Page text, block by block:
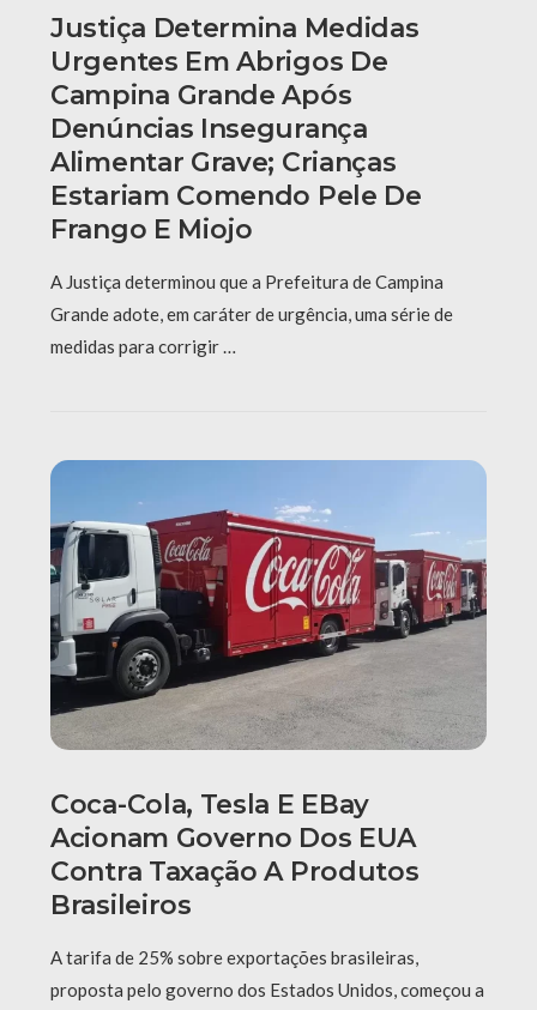
Justiça Determina Medidas
Urgentes Em Abrigos De
Campina Grande Após
Denúncias Insegurança
Alimentar Grave; Crianças
Estariam Comendo Pele De
Frango E Miojo
A Justiça determinou que a Prefeitura de Campina
Grande adote, em caráter de urgência, uma série de
medidas para corrigir …
Coca-Cola, Tesla E EBay
Acionam Governo Dos EUA
Contra Taxação A Produtos
Brasileiros
A tarifa de 25% sobre exportações brasileiras,
proposta pelo governo dos Estados Unidos, começou a